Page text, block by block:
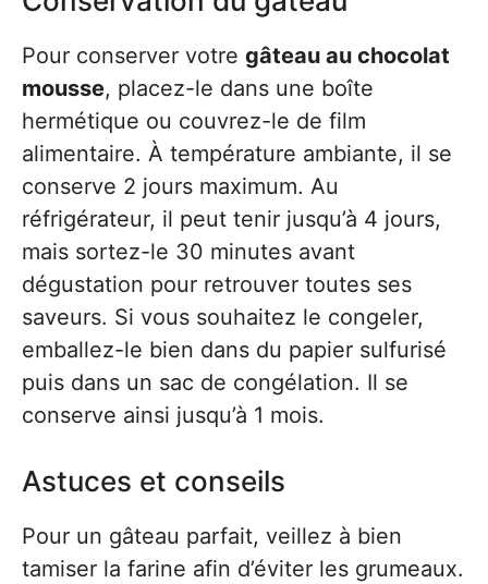
Pour conserver votre gâteau au chocolat
mousse, placez-le dans une boîte
hermétique ou couvrez-le de film
alimentaire. À température ambiante, il se
conserve 2 jours maximum. Au
réfrigérateur, il peut tenir jusqu’à 4 jours,
mais sortez-le 30 minutes avant
dégustation pour retrouver toutes ses
saveurs. Si vous souhaitez le congeler,
emballez-le bien dans du papier sulfurisé
puis dans un sac de congélation. Il se
conserve ainsi jusqu’à 1 mois.
Astuces et conseils
Pour un gâteau parfait, veillez à bien
tamiser la farine afin d’éviter les grumeaux.